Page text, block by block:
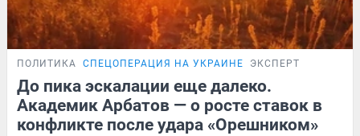
ПОЛИТИКА СПЕЦОПЕРАЦИЯ НА УКРАИНЕ ЭКСПЕРТ
До пика эскалации еще далеко.
Академик Арбатов — о росте ставок в
конфликте после удара «Орешником»